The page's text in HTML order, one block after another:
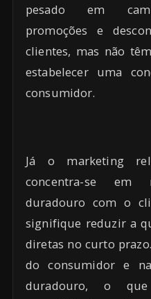
pesado em
promoções e
clientes, mas não
estabelecer uma
consumidor.
Já o marketing
concentra-se
duradouro com o
signifique reduzir a
diretas no curto
do consumidor e
duradouro, o